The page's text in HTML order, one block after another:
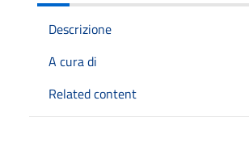
Descrizione
A cura di
Related content